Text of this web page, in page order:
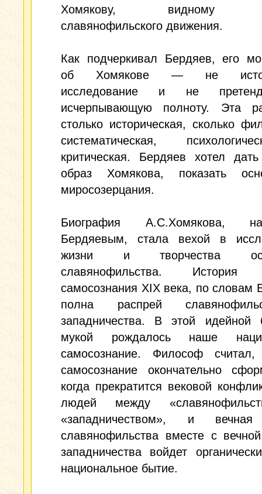
Хомякову, видному
славянофильского движения.
Как подчеркивал Бердяев, его
об Хомякове — не
исследование и не
исчерпывающую полноту. Эта
столько историческая, сколько
систематическая,
критическая. Бердяев хотел
образ Хомякова, показать
миросозерцания.
Биография А.С.Хомякова,
Бердяевым, стала вехой в
жизни и творчества
славянофильства. История
самосознания XIX века, по словам
полна распрей
западничества. В этой идейной
мукой рождалось наше
самосознание. Философ
самосознание окончательно
когда прекратится вековой
людей между
«западничеством», и
славянофильства вместе с
западничества войдет
национальное бытие.